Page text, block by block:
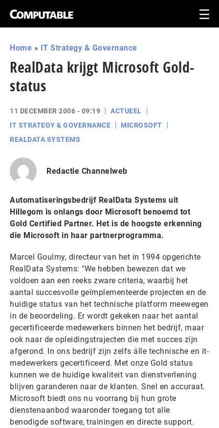
Home » IT Strategy & Governance
RealData krijgt Microsoft Gold-
status
11 DECEMBER 2006 - 09:19
ACTUEEL
IT STRATEGY & GOVERNANCE
MICROSOFT
REALDATA SYSTEMS
Redactie Channelweb
Automatiseringsbedrijf RealData Systems uit
Hillegom is onlangs door Microsoft benoemd tot
Gold Certified Partner. Het is de hoogste erkenning
die Microsoft in haar partnerprogramma.
Marcel Goulmy, directeur van het in 1994 opgerichte
RealData Systems: "We hebben bewezen dat we
voldoen aan een reeks zware criteria, waarbij het
aantal succesvolle geïmplementeerde projecten en de
huidige status van het technische platform meewegen
in de beoordeling. Er wordt gekeken naar het aantal
gecertificeerde medewerkers binnen het bedrijf, maar
ook naar de opleidingstrajecten die met succes zijn
afgerond. In ons bedrijf zijn zelfs álle technische en it-
medewerkers gecertificeerd. Met onze Gold status
kunnen we de huidige kwaliteit van dienstverlening
blijven garanderen naar de klanten. Snel en accuraat.
Microsoft biedt ons nu voorrang bij hun grote
dienstenaanbod waaronder toegang tot alle
benodigde software, trainingen en directe support.